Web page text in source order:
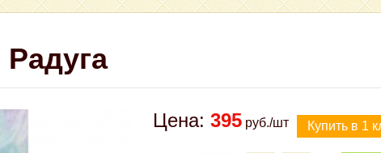
Цена:395 руб./шт